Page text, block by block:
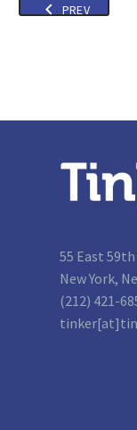
PREV
55 East
New York,
(212) 421-